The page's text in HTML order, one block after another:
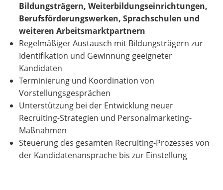
Bildungsträgern, Weiterbildungseinrichtungen,
Berufsförderungswerken, Sprachschulen und
weiteren Arbeitsmarktpartnern
Regelmäßiger Austausch mit Bildungsträgern zur
Identifikation und Gewinnung geeigneter
Kandidaten
Terminierung und Koordination von
Vorstellungsgesprächen
Unterstützung bei der Entwicklung neuer
Recruiting-Strategien und Personalmarketing-
Maßnahmen
Steuerung des gesamten Recruiting-Prozesses von
der Kandidatenansprache bis zur Einstellung